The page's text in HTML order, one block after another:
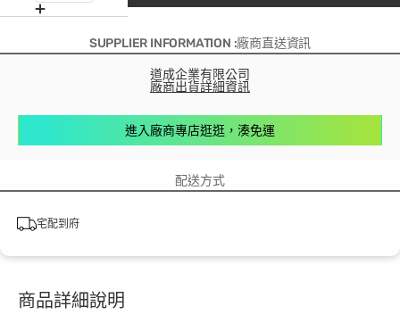
SUPPLIER INFORMATION :廠商直送資訊
道成企業有限公司
廠商出貨詳細資訊
進入廠商專店逛逛，湊免運
配送方式
宅配到府
商品詳細說明